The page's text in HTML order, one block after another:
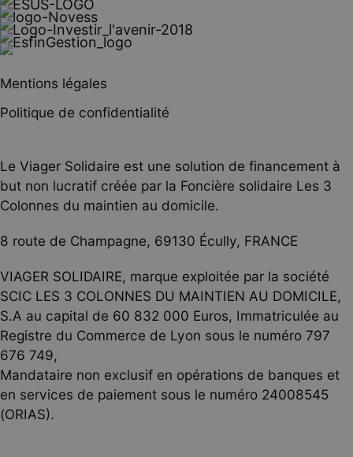
Mentions légales
Politique de confidentialité
Le Viager Solidaire est une solution de financement à
but non lucratif créée par la Foncière solidaire Les 3
Colonnes du maintien au domicile.
8 route de Champagne, 69130 Écully, FRANCE
VIAGER SOLIDAIRE, marque exploitée par la société
SCIC LES 3 COLONNES DU MAINTIEN AU DOMICILE,
‍S.A au capital de 60 832 000 Euros, Immatriculée au
Registre du Commerce de Lyon sous le numéro 797
676 749,
Mandataire non exclusif en opérations de banques et
en services de paiement sous le numéro 24008545
(ORIAS).